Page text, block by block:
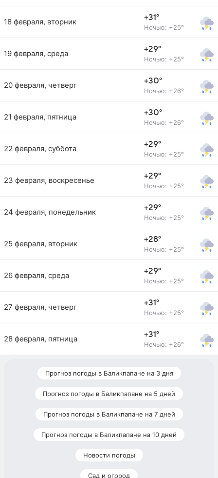
18 февраля, вторник +31°
Ночью: +25°
19 февраля, среда +29°
Ночью: +25°
20 февраля, четверг +30°
Ночью: +26°
21 февраля, пятница +30°
Ночью: +26°
22 февраля, суббота +29°
Ночью: +25°
23 февраля, воскресенье +29°
Ночью: +25°
24 февраля, понедельник +29°
Ночью: +25°
25 февраля, вторник +28°
Ночью: +25°
26 февраля, среда +29°
Ночью: +25°
27 февраля, четверг +31°
Ночью: +25°
28 февраля, пятница +31°
Ночью: +26°
Прогноз погоды в Баликпапане на 3 дня
Прогноз погоды в Баликпапане на 5 дней
Прогноз погоды в Баликпапане на 7 дней
Прогноз погоды в Баликпапане на 10 дней
Новости погоды
Сад и огород